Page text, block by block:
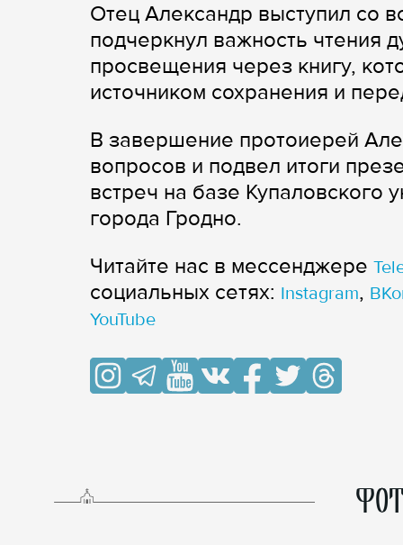
Отец Александр выступил со
подчеркнул важность чтения
просвещения через книгу,
источником сохранения и
В завершение протоиерей
вопросов и подвел итоги
встреч на базе Купаловского
города Гродно.
Читайте нас в мессенджере
cоциальных сетях: Instagram,
YouTube